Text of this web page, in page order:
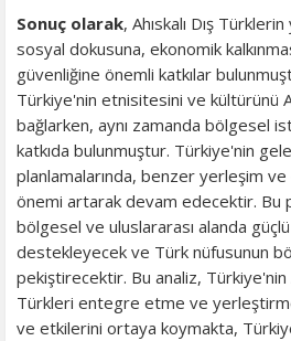
Sonuç olarak, Ahıskalı Dış
sosyal dokusuna, ekonomik
güvenliğine önemli katkılar
Türkiye'nin etnisitesini ve kültürünü
bağlarken, aynı zamanda bölgesel
katkıda bulunmuştur. Türkiye'nin
planlamalarında, benzer yerleşim
önemi artarak devam edecektir. Bu
bölgesel ve uluslararası alanda
destekleyecek ve Türk nüfusunun
pekiştirecektir. Bu analiz, Türkiye'nin
Türkleri entegre etme ve
ve etkilerini ortaya koymakta,